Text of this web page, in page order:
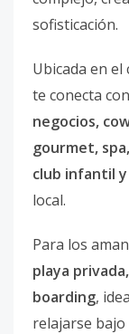
sofisticación.
Ubicada en
te conecta
negocios,
gourmet,
club infantil
local.
Para los
playa
boarding,
relajarse